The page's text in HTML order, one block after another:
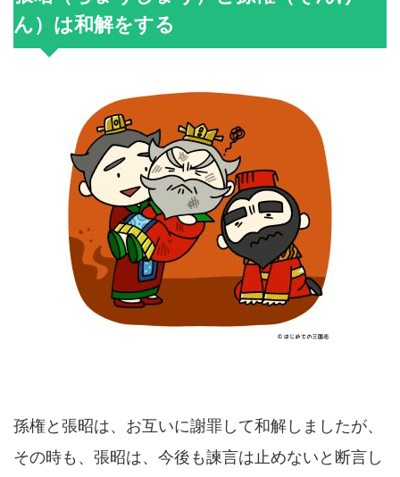
ん）は和解をする
孫権と張昭は、お互いに謝罪して和解しましたが、
その時も、張昭は、今後も諫言は止めないと断言し